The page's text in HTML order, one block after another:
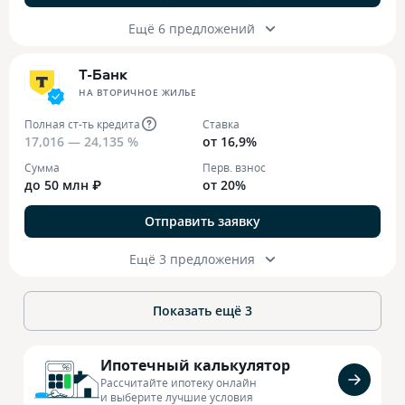
Ещё 6 предложений
Т-Банк
НА ВТОРИЧНОЕ ЖИЛЬЕ
Полная ст-ть кредита
17,016 — 24,135 %
Ставка
от 16,9%
Сумма
до 50 млн ₽
Перв. взнос
от 20%
Отправить заявку
Ещё 3 предложения
Показать ещё 3
Ипотечный калькулятор
Рассчитайте ипотеку онлайн
и выберите лучшие условия